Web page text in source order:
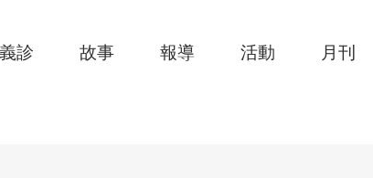
義診 故事 報導 活動 月刊